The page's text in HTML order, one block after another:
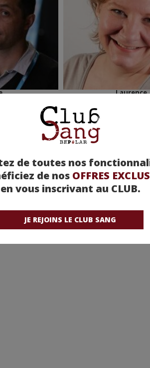
de toutes nos
de nos OFFRES
en vous inscrivant au CLUB.
JE REJOINS LE CLUB SANG
Laurence
le respect du travail des artistes que nous
à n’illustrer nos articles qu’avec des photos
de presse, artiste, photographe constatez qu’une
. Nous nous engageons à retirer toutes photos